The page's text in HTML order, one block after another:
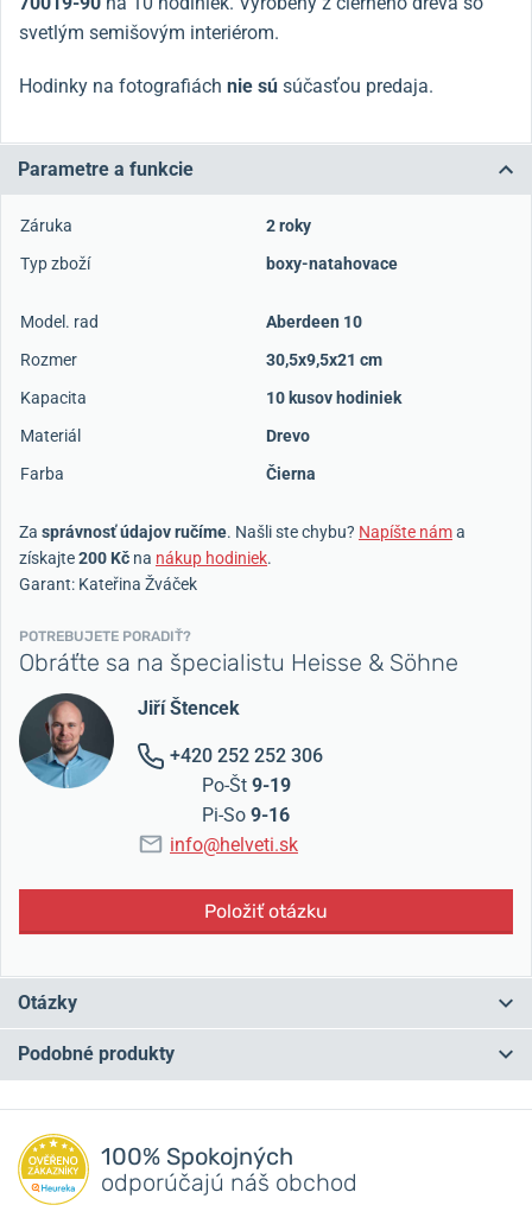
svetlým semišovým interiérom.
Hodinky na fotografiách nie sú súčasťou predaja.
Parametre a funkcie
Záruka
2 roky
Typ zboží
boxy-natahovace
Model. rad
Aberdeen 10
Rozmer
30,5x9,5x21 cm
Kapacita
10 kusov hodiniek
Materiál
Drevo
Farba
Čierna
Za správnosť údajov ručíme. Našli ste chybu? Napíšte náma
získajte200 Kč na nákup hodiniek.
Garant: Kateřina Žváček
POTREBUJETE PORADIŤ?
Obráťte sa na špecialistu Heisse & Söhne
Jiří Štencek
+420 252 252 306
Po-Št 9-19
Pi-So 9-16
info@helveti.sk
Položiť otázku
Otázky
Máte otázku? Zanechajte nám komentár
Pridať dotaz
Podobné produkty
100% Spokojných
odporúčajú náš obchod